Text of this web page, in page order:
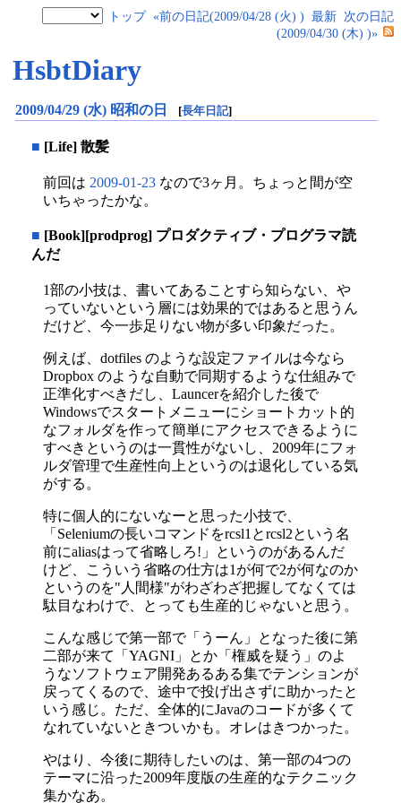
トップ «前の日記(2009/04/28 (火) ) 最新 次の日記
(2009/04/30 (木) )»
HsbtDiary
2009/04/29 (水) 昭和の日 [長年日記]
■ [Life] 散髪
前回は 2009-01-23 なので3ヶ月。ちょっと間が空
いちゃったかな。
■ [Book][prodprog] プロダクティブ・プログラマ読
んだ
1部の小技は、書いてあることすら知らない、や
っていないという層には効果的ではあると思うん
だけど、今一歩足りない物が多い印象だった。
例えば、dotfiles のような設定ファイルは今なら
Dropbox のような自動で同期するような仕組みで
正準化すべきだし、Launcerを紹介した後で
Windowsでスタートメニューにショートカット的
なフォルダを作って簡単にアクセスできるように
すべきというのは一貫性がないし、2009年にフォ
ルダ管理で生産性向上というのは退化している気
がする。
特に個人的にないなーと思った小技で、
「Seleniumの長いコマンドをrcsl1とrcsl2という名
前にaliasはって省略しろ!」というのがあるんだ
けど、こういう省略の仕方は1が何で2が何なのか
というのを"人間様"がわざわざ把握してなくては
駄目なわけで、とっても生産的じゃないと思う。
こんな感じで第一部で「うーん」となった後に第
二部が来て「YAGNI」とか「権威を疑う」のよ
うなソフトウェア開発あるある集でテンションが
戻ってくるので、途中で投げ出さずに助かったと
いう感じ。ただ、全体的にJavaのコードが多くて
なれていないときついかも。オレはきつかった。
やはり、今後に期待したいのは、第一部の4つの
テーマに沿った2009年度版の生産的なテクニック
集かなあ。